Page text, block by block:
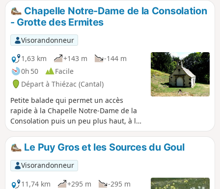
Chapelle Notre-Dame de la Consolation
- Grotte des Ermites
Visorandonneur
1,63 km
+143 m
-144 m
0h 50
Facile
Départ à Thiézac (Cantal)
Petite balade qui permet un accès
rapide à la Chapelle Notre-Dame de la
Consolation puis un peu plus haut, à la
Grotte des Ermites surplombée par la
statue de l'Archange Saint-Michel. Cet
endroit offre une vue magnifique sur
Thiézac, la vallée de la Cère, le Chaos de
Casteltinet et la chaîne de montagnes,
de Puy Gros au Plomb du Cantal.
Le Puy Gros et les Sources du Goul
Visorandonneur
11,74 km
+295 m
-295 m